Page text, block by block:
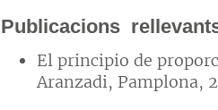
Publicacions
El principio de
Aranzadi, Pamplona,